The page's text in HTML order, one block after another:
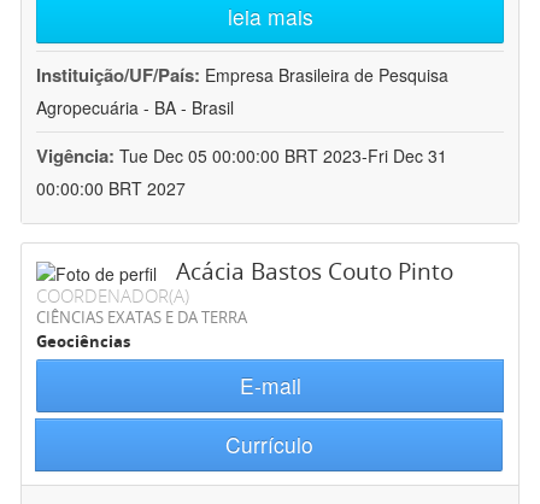
leia mais
Instituição/UF/País: Empresa Brasileira de Pesquisa
Agropecuária - BA - Brasil
Vigência: Tue Dec 05 00:00:00 BRT 2023-Fri Dec 31
00:00:00 BRT 2027
Acácia Bastos Couto Pinto
COORDENADOR(A)
CIÊNCIAS EXATAS E DA TERRA
Geociências
E-mail
Currículo